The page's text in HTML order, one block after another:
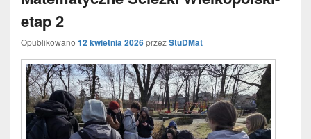
etap 2
Opublikowano 12 kwietnia 2026przezStuDMat